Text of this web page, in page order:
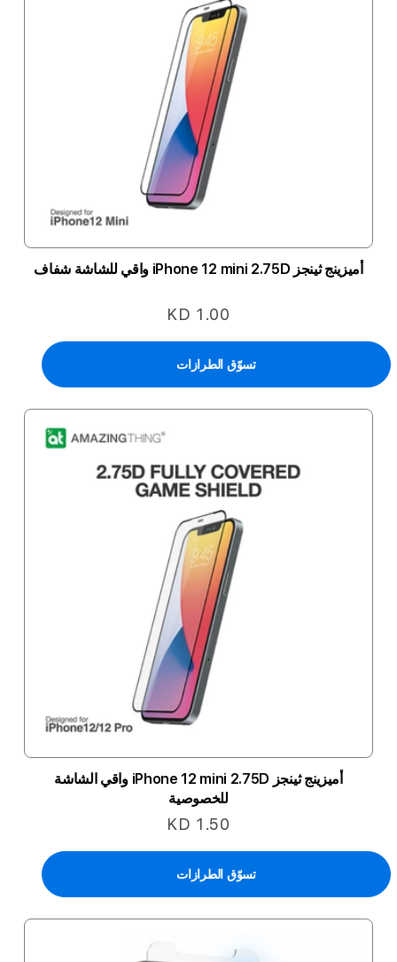
أميزينج ثينجز iPhone 12 mini 2.75D واقي للشاشة شفاف
KD 1.00
تسوّق الطرازات
أميزينج ثينجز iPhone 12 mini 2.75D واقي الشاشة
للخصوصية
KD 1.50
تسوّق الطرازات